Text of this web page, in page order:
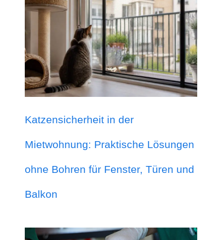
Katzensicherheit in der
Mietwohnung: Praktische Lösungen
ohne Bohren für Fenster, Türen und
Balkon